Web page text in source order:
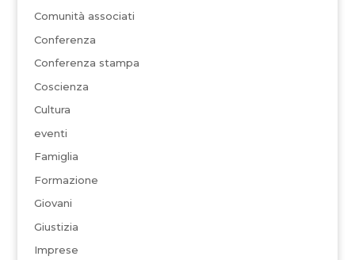
Comunità associati
Conferenza
Conferenza stampa
Coscienza
Cultura
eventi
Famiglia
Formazione
Giovani
Giustizia
Imprese